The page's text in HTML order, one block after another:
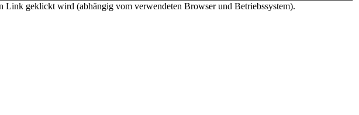
geklickt wird (abhängig vom verwendeten Browser und Betriebssystem).